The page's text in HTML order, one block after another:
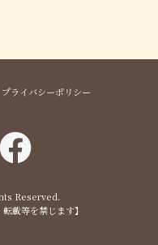
プライバシーポリシー
Reserved.
載等を禁じます】